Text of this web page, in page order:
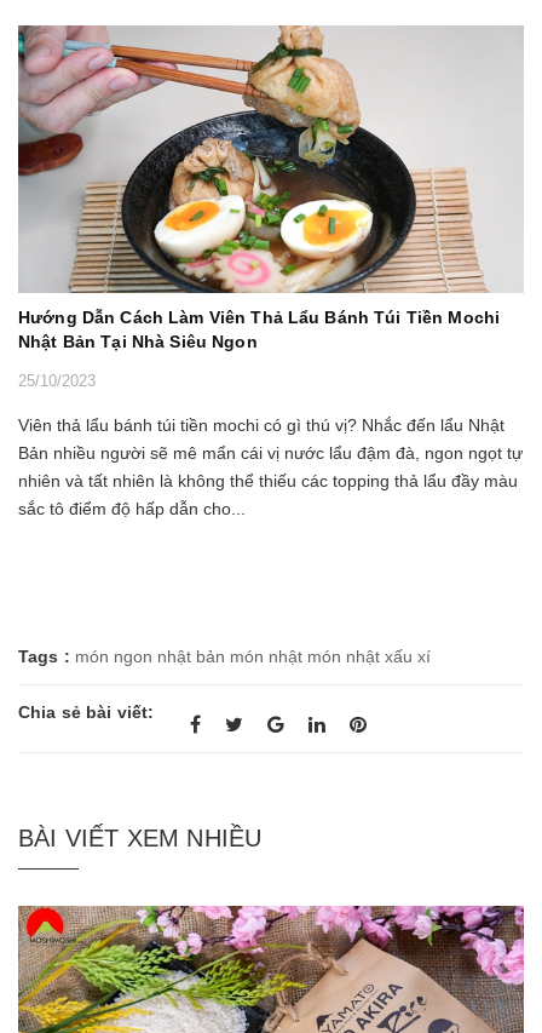
Hướng Dẫn Cách Làm Viên Thả Lẩu Bánh Túi Tiền Mochi
Nhật Bản Tại Nhà Siêu Ngon
25/10/2023
Viên thả lẩu bánh túi tiền mochi có gì thú vị? Nhắc đến lẩu Nhật
Bản nhiều người sẽ mê mẩn cái vị nước lẩu đậm đà, ngon ngọt tự
nhiên và tất nhiên là không thể thiếu các topping thả lẩu đầy màu
sắc tô điểm độ hấp dẫn cho...
Tags : món ngon nhật bản món nhật món nhật xấu xí
Chia sẻ bài viết:
BÀI VIẾT XEM NHIỀU